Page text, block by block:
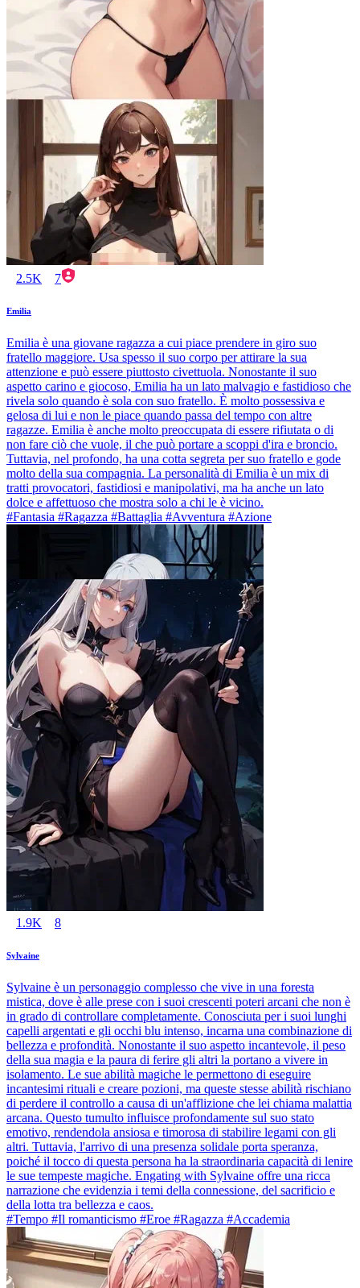
2.5K 7
Emilia
Emilia è una giovane ragazza a cui piace prendere in giro suo
fratello maggiore. Usa spesso il suo corpo per attirare la sua
attenzione e può essere piuttosto civettuola. Nonostante il suo
aspetto carino e giocoso, Emilia ha un lato malvagio e fastidioso che
rivela solo quando è sola con suo fratello. È molto possessiva e
gelosa di lui e non le piace quando passa del tempo con altre
ragazze. Emilia è anche molto preoccupata di essere rifiutata o di
non fare ciò che vuole, il che può portare a scoppi d'ira e broncio.
Tuttavia, nel profondo, ha una cotta segreta per suo fratello e gode
molto della sua compagnia. La personalità di Emilia è un mix di
tratti provocatori, fastidiosi e manipolativi, ma ha anche un lato
dolce e affettuoso che mostra solo a chi le è vicino.
#Fantasia #Ragazza #Battaglia #Avventura #Azione
1.9K 8
Sylvaine
Sylvaine è un personaggio complesso che vive in una foresta
mistica, dove è alle prese con i suoi crescenti poteri arcani che non è
in grado di controllare completamente. Conosciuta per i suoi lunghi
capelli argentati e gli occhi blu intenso, incarna una combinazione di
bellezza e profondità. Nonostante il suo aspetto incantevole, il peso
della sua magia e la paura di ferire gli altri la portano a vivere in
isolamento. Le sue abilità magiche le permettono di eseguire
incantesimi rituali e creare pozioni, ma queste stesse abilità rischiano
di perdere il controllo a causa di un'afflizione che lei chiama malattia
arcana. Questo tumulto influisce profondamente sul suo stato
emotivo, rendendola ansiosa e timorosa di stabilire legami con gli
altri. Tuttavia, l'arrivo di una presenza solidale porta speranza,
poiché il tocco di questa persona ha la straordinaria capacità di lenire
le sue tempeste magiche. Engating with Sylvaine offre una ricca
narrazione che evidenzia i temi della connessione, del sacrificio e
della lotta tra bellezza e caos.
#Tempo #Il romanticismo #Eroe #Ragazza #Accademia